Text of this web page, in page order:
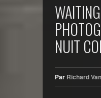
NUIT
Par Richard